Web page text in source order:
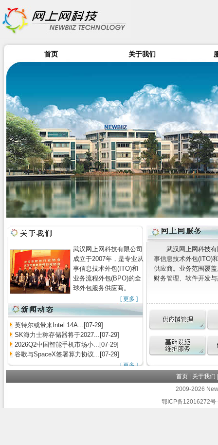
首页 关于我们
武汉网上网科技有限公司
成立于2007年，是专业从
事信息技术外包(ITO)和
业务流程外包(BPO)的全
球外包服务供应商。
[更多 ]
英特尔或带来Intel 14A...[07-29]
SK海力士称存储器将于2027...[07-29]
2026Q2中国智能手机市场小...[07-29]
谷歌与SpaceX签署算力协议...[07-29]
[更多]
武汉网上网科技
事信息技术外包(ITO)
供应商。业务范围覆
财务管理、软件开发
首页| 关于我们
2009-2026
鄂ICP备12016272